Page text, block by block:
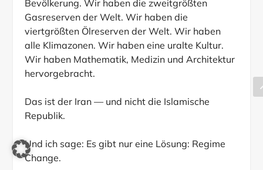
Bevölkerung. Wir haben die zweitgrößten
Gasreserven der Welt. Wir haben die
viertgrößten Ölreserven der Welt. Wir haben
alle Klimazonen. Wir haben eine uralte Kultur.
Wir haben Mathematik, Medizin und Architektur
hervorgebracht.
Das ist der Iran — und nicht die Islamische
Republik.
Und ich sage: Es gibt nur eine Lösung: Regime
Change.